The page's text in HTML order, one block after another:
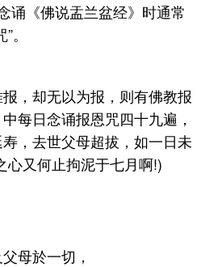
诵《佛说盂兰盆经》时通常
。
，却无以为报，则有佛教报
每日念诵报恩咒四十九遍，
，去世父母超拔，如一日未
心又何止拘泥于七月啊!)
母於一切，